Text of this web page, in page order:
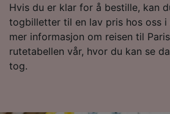
Hvis du er klar for å bestille, kan
togbilletter til en lav pris hos oss
mer informasjon om reisen til
rutetabellen vår, hvor du kan se
tog.